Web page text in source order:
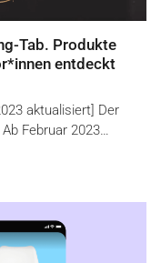
Tab. Produkte
entdeckt
aktualisiert] Der
Februar 2023…